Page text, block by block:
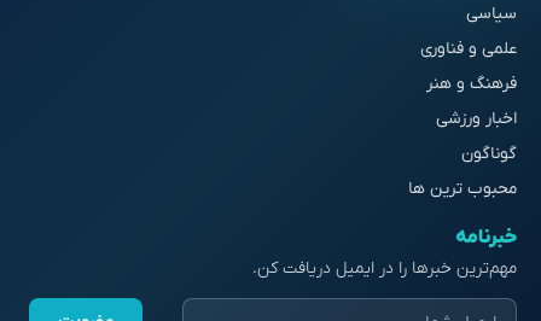
سیاسی
علمی و فناوری
فرهنگ و هنر
اخبار ورزشی
گوناگون
محبوب ترین ها
خبرنامه
مهم‌ترین خبرها را در ایمیل دریافت کن.